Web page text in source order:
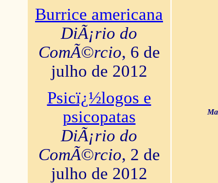
Burrice americana
DiÃ¡rio do
ComÃ©rcio, 6 de
julho de 2012
Psicï¿½logos e
psicopatas
DiÃ¡rio do
ComÃ©rcio, 2 de
julho de 2012